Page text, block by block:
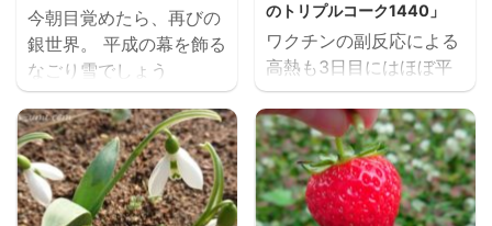
今朝目覚めたら、再びの
銀世界。 平成の幕を飾る
なごり雪でしょう
か・・・ 降りやみませ
ん。 なごり雪 平成31年4
月2日 スポンサーリンク
ランキングに参加してい
ます 1日1回クリックいた
のトリプルコーク1440」
ワクチンの副反応による
高熱も3日目にはほぼ平
熱まで下がり、関節の痛
みを除いては元気を取り
戻した夫は、3連休の最
終日に降り積もった家周
りの除雪作業ができるま